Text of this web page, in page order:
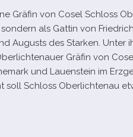
Gräfin von Cosel Schloss
als Gattin von
Augusts des Starken. Unter
Gräfin von
und Lauenstein im
soll Schloss Oberlichtenau